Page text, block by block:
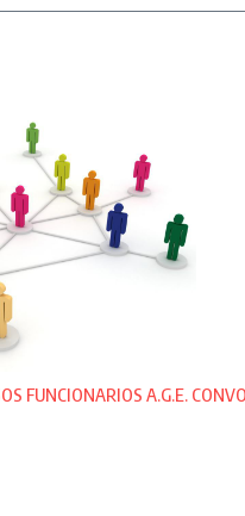
FUNCIONARIOS A.G.E.